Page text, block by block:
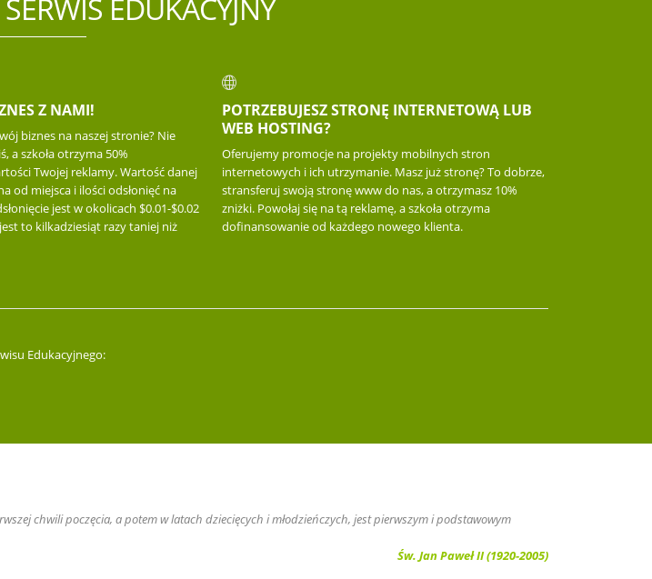
EDUKACYJNY
Z NAMI!
biznes na naszej stronie? Nie
a szkoła otrzyma 50%
Twojej reklamy. Wartość danej
od miejsca i ilości odsłonięć na
jest w okolicach $0.01-$0.02
to kilkadziesiąt razy taniej niż
POTRZEBUJESZ STRONĘ INTERNETOWĄ LUB
WEB HOSTING?
Oferujemy promocje na projekty mobilnych stron
internetowych i ich utrzymanie. Masz już stronę? To dobrze,
stransferuj swoją stronę www do nas, a otrzymasz 10%
zniżki. Powołaj się na tą reklamę, a szkoła otrzyma
dofinansowanie od każdego nowego klienta.
Edukacyjnego:
chwili poczęcia, a potem w latach dziecięcych i młodzieńczych, jest pierwszym i podstawowym
Św. Jan Paweł II (1920-2005)